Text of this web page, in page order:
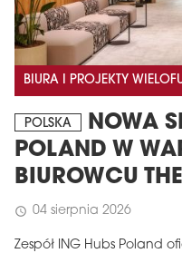
BIURA I PROJEKTY
POLSKA
NOWA
POLAND W
BIUROWCU
schedule 04 sierpnia 2026
Zespół ING Hubs Poland